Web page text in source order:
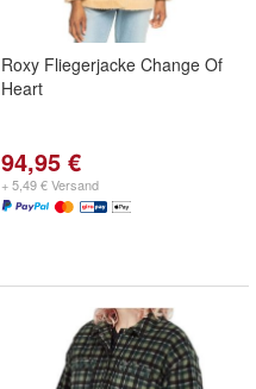
Roxy Fliegerjacke Change Of
Heart
94,95 €
+ 5,49 € Versand